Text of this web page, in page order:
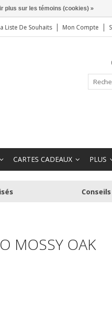
Liste De Souhaits Mon Compte
CARTES CADEAUX PLUS
MOSSY OAK
plus sur les témoins (cookies) »